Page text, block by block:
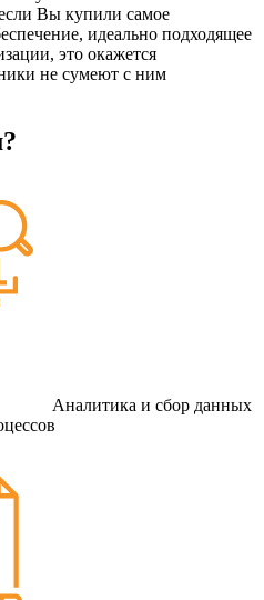
Вы купили самое
идеально подходящее
это окажется
не сумеют с ним
Аналитика и сбор данных